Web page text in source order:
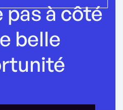
pas à côté
belle